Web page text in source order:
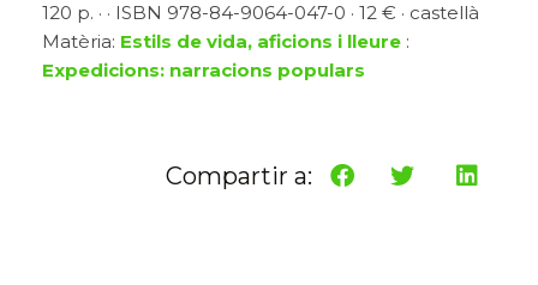
120 p. · · ISBN 978-84-9064-047-0 · 12 € · castellà
Matèria: Estils de vida, aficions i lleure :
Expedicions: narracions populars
Compartir a: